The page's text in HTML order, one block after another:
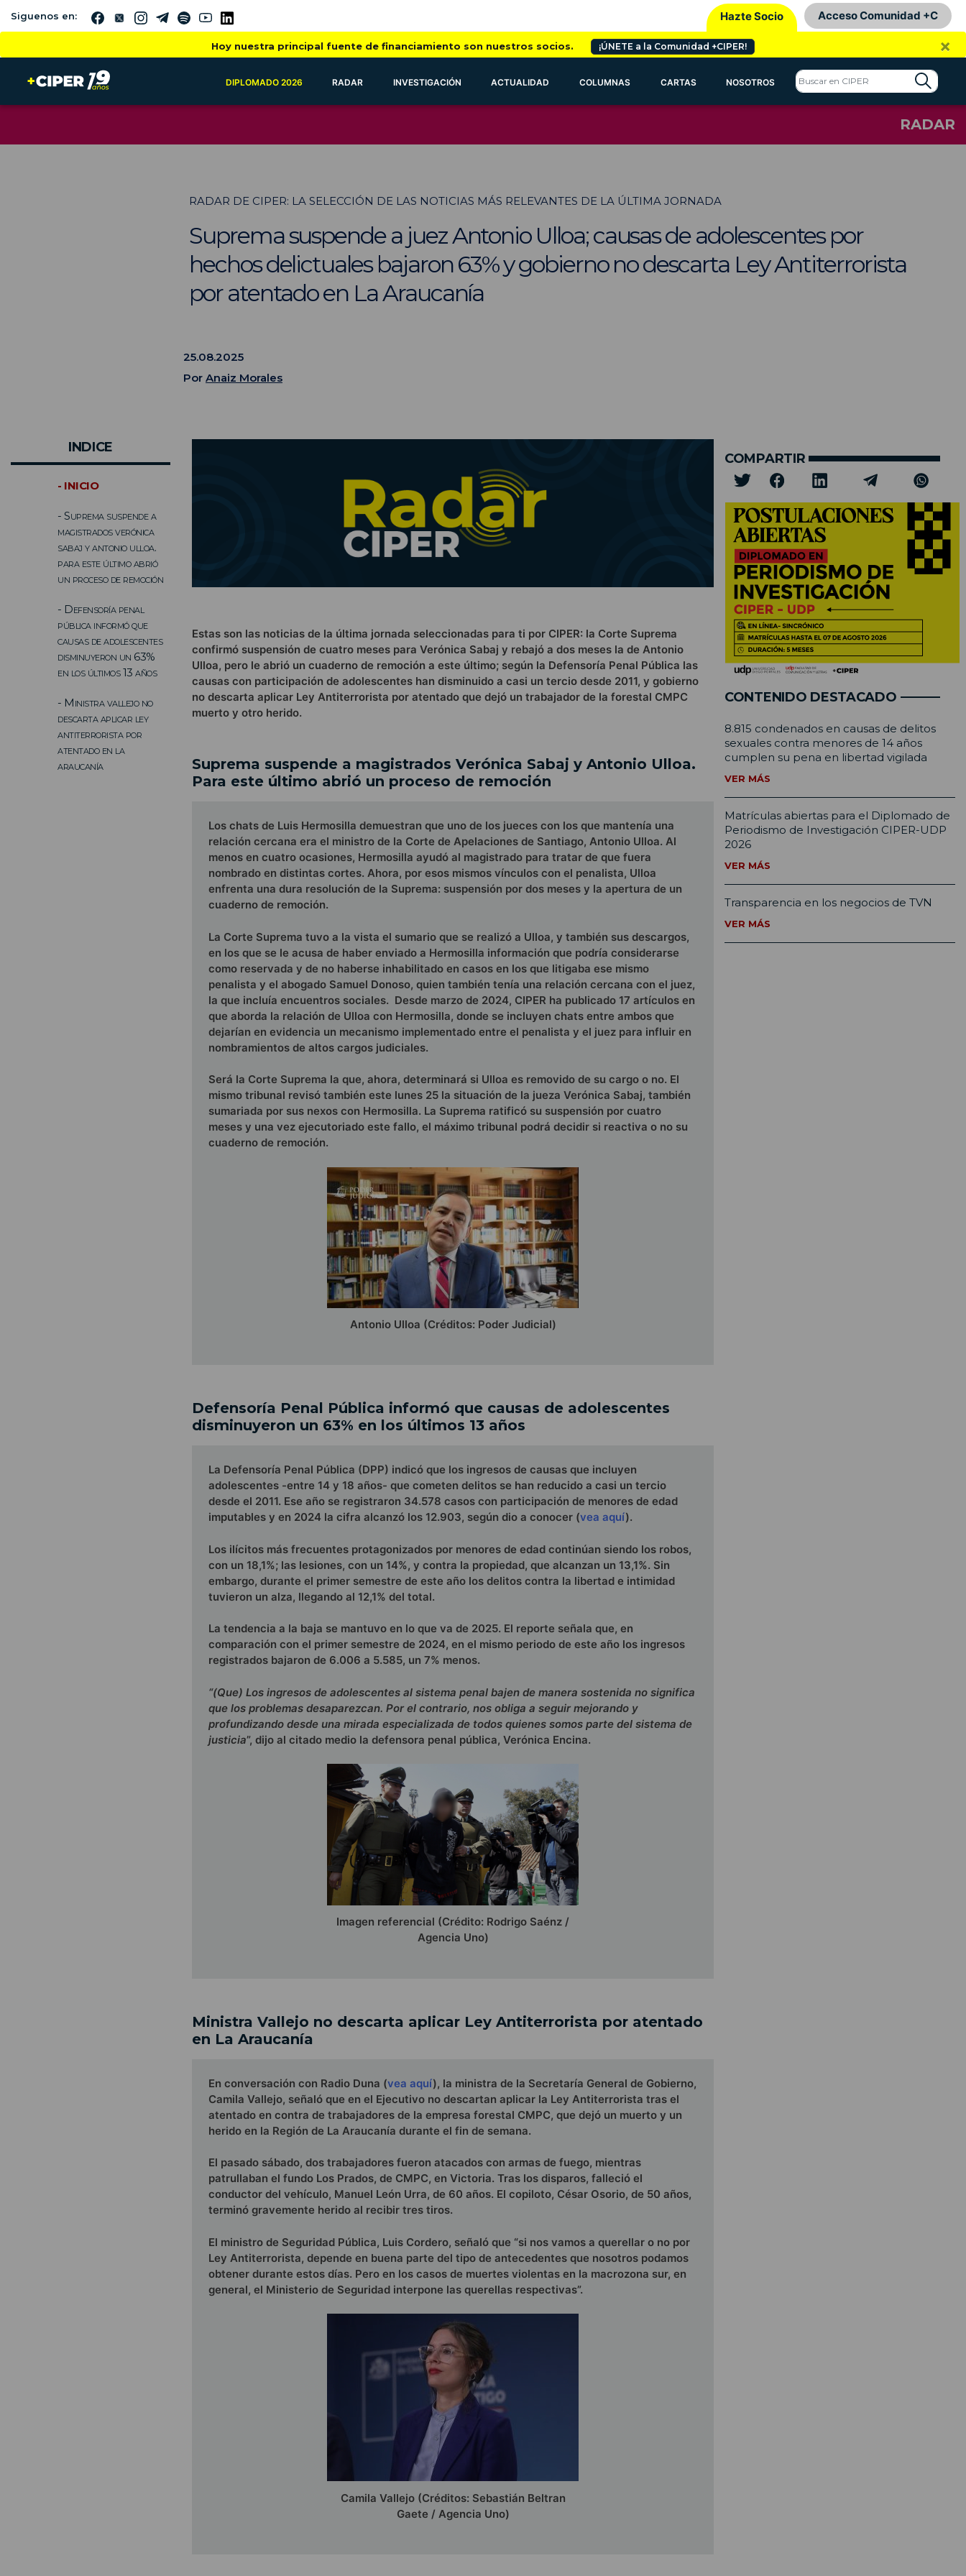
Siguenos en: Hazte Socio Acceso Comunidad +C
Hoy nuestra principal fuente de financiamiento son nuestros socios. ¡ÚNETE a la Comunidad +CIPER! ×
DIPLOMADO 2026 RADAR INVESTIGACIÓN ACTUALIDAD COLUMNAS CARTAS NOSOTROS
RADAR
RADAR DE CIPER: LA SELECCIÓN DE LAS NOTICIAS MÁS RELEVANTES DE LA ÚLTIMA JORNADA
Suprema suspende a juez Antonio Ulloa; causas de adolescentes por
hechos delictuales bajaron 63% y gobierno no descarta Ley Antiterrorista
por atentado en La Araucanía
25.08.2025
Por Anaiz Morales
INDICE
- INICIO
- Suprema suspende a
magistrados verónica
sabaj y antonio ulloa.
para este último abrió
un proceso de remoción
- Defensoría penal
pública informó que
causas de adolescentes
disminuyeron un 63%
en los últimos 13 años
- Ministra vallejo no
descarta aplicar ley
antiterrorista por
atentado en la
araucanía
Estas son las noticias de la última jornada seleccionadas para ti por CIPER: la Corte Suprema
confirmó suspensión de cuatro meses para Verónica Sabaj y rebajó a dos meses la de Antonio
Ulloa, pero le abrió un cuaderno de remoción a este último; según la Defensoría Penal Pública las
causas con participación de adolescentes han disminuido a casi un tercio desde 2011, y gobierno
no descarta aplicar Ley Antiterrorista por atentado que dejó un trabajador de la forestal CMPC
muerto y otro herido.
Suprema suspende a magistrados Verónica Sabaj y Antonio Ulloa.
Para este último abrió un proceso de remoción
Los chats de Luis Hermosilla demuestran que uno de los jueces con los que mantenía una
relación cercana era el ministro de la Corte de Apelaciones de Santiago, Antonio Ulloa. Al
menos en cuatro ocasiones, Hermosilla ayudó al magistrado para tratar de que fuera
nombrado en distintas cortes. Ahora, por esos mismos vínculos con el penalista, Ulloa
enfrenta una dura resolución de la Suprema: suspensión por dos meses y la apertura de un
cuaderno de remoción.
La Corte Suprema tuvo a la vista el sumario que se realizó a Ulloa, y también sus descargos,
en los que se le acusa de haber enviado a Hermosilla información que podría considerarse
como reservada y de no haberse inhabilitado en casos en los que litigaba ese mismo
penalista y el abogado Samuel Donoso, quien también tenía una relación cercana con el juez,
la que incluía encuentros sociales. Desde marzo de 2024, CIPER ha publicado 17 artículos en
que aborda la relación de Ulloa con Hermosilla, donde se incluyen chats entre ambos que
dejarían en evidencia un mecanismo implementado entre el penalista y el juez para influir en
nombramientos de altos cargos judiciales.
Será la Corte Suprema la que, ahora, determinará si Ulloa es removido de su cargo o no. El
mismo tribunal revisó también este lunes 25 la situación de la jueza Verónica Sabaj, también
sumariada por sus nexos con Hermosilla. La Suprema ratificó su suspensión por cuatro
meses y una vez ejecutoriado este fallo, el máximo tribunal podrá decidir si reactiva o no su
cuaderno de remoción.
Antonio Ulloa (Créditos: Poder Judicial)
Defensoría Penal Pública informó que causas de adolescentes
disminuyeron un 63% en los últimos 13 años
La Defensoría Penal Pública (DPP) indicó que los ingresos de causas que incluyen
adolescentes -entre 14 y 18 años- que cometen delitos se han reducido a casi un tercio
desde el 2011. Ese año se registraron 34.578 casos con participación de menores de edad
imputables y en 2024 la cifra alcanzó los 12.903, según dio a conocer (vea aquí).
Los ilícitos más frecuentes protagonizados por menores de edad continúan siendo los robos,
con un 18,1%; las lesiones, con un 14%, y contra la propiedad, que alcanzan un 13,1%. Sin
embargo, durante el primer semestre de este año los delitos contra la libertad e intimidad
tuvieron un alza, llegando al 12,1% del total.
La tendencia a la baja se mantuvo en lo que va de 2025. El reporte señala que, en
comparación con el primer semestre de 2024, en el mismo periodo de este año los ingresos
registrados bajaron de 6.006 a 5.585, un 7% menos.
“(Que) Los ingresos de adolescentes al sistema penal bajen de manera sostenida no significa
que los problemas desaparezcan. Por el contrario, nos obliga a seguir mejorando y
profundizando desde una mirada especializada de todos quienes somos parte del sistema de
justicia”, dijo al citado medio la defensora penal pública, Verónica Encina.
Imagen referencial (Crédito: Rodrigo Saénz /
Agencia Uno)
Ministra Vallejo no descarta aplicar Ley Antiterrorista por atentado
en La Araucanía
En conversación con Radio Duna (vea aquí), la ministra de la Secretaría General de Gobierno,
Camila Vallejo, señaló que en el Ejecutivo no descartan aplicar la Ley Antiterrorista tras el
atentado en contra de trabajadores de la empresa forestal CMPC, que dejó un muerto y un
herido en la Región de La Araucanía durante el fin de semana.
El pasado sábado, dos trabajadores fueron atacados con armas de fuego, mientras
patrullaban el fundo Los Prados, de CMPC, en Victoria. Tras los disparos, falleció el
conductor del vehículo, Manuel León Urra, de 60 años. El copiloto, César Osorio, de 50 años,
terminó gravemente herido al recibir tres tiros.
El ministro de Seguridad Pública, Luis Cordero, señaló que “si nos vamos a querellar o no por
Ley Antiterrorista, depende en buena parte del tipo de antecedentes que nosotros podamos
obtener durante estos días. Pero en los casos de muertes violentas en la macrozona sur, en
general, el Ministerio de Seguridad interpone las querellas respectivas”.
Camila Vallejo (Créditos: Sebastián Beltran
Gaete / Agencia Uno)
COMPARTIR
CONTENIDO DESTACADO
8.815 condenados en causas de delitos
sexuales contra menores de 14 años
cumplen su pena en libertad vigilada
VER MÁS
Matrículas abiertas para el Diplomado de
Periodismo de Investigación CIPER-UDP
2026
VER MÁS
Transparencia en los negocios de TVN
VER MÁS